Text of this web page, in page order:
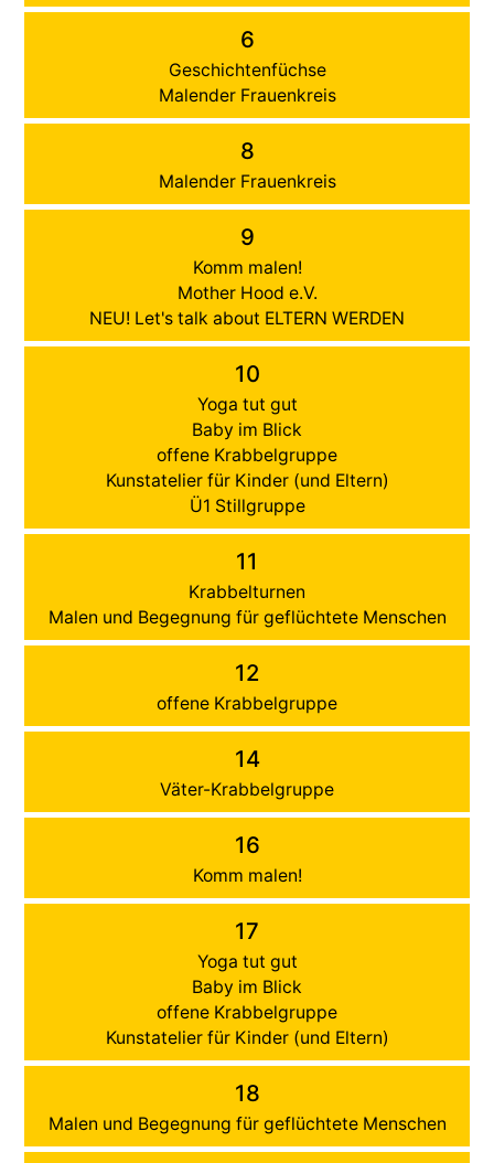
6
Geschichtenfüchse
Malender Frauenkreis
8
Malender Frauenkreis
9
Komm malen!
Mother Hood e.V.
NEU! Let's talk about ELTERN WERDEN
10
Yoga tut gut
Baby im Blick
offene Krabbelgruppe
Kunstatelier für Kinder (und Eltern)
Ü1 Stillgruppe
11
Krabbelturnen
Malen und Begegnung für geflüchtete Menschen
12
offene Krabbelgruppe
14
Väter-Krabbelgruppe
16
Komm malen!
17
Yoga tut gut
Baby im Blick
offene Krabbelgruppe
Kunstatelier für Kinder (und Eltern)
18
Malen und Begegnung für geflüchtete Menschen